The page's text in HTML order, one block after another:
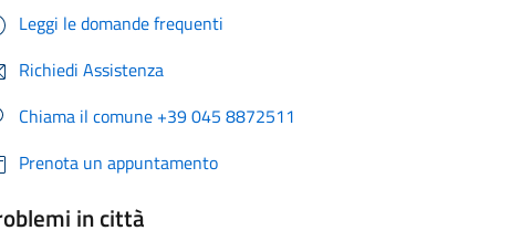
Leggi le domande frequenti
Richiedi Assistenza
Chiama il comune +39 045 8872511
Prenota un appuntamento
in città